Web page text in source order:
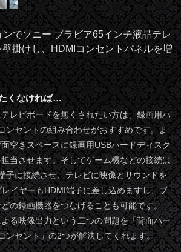
でソニー ブラビア65インチ液晶テレ
掛けし、HDMIコンセントパネルを増
くなければ…
レビボードを無くされたい方は、録画用ハ
ンセントの組み合わせがおすすめです。ま
空きスペースに録画用USBハードディスク
当させます。そしてゲーム機などの接続は
子に接続させ、テレビに映像とサウンドを
イヤーもHDMI端子に差し込めますし、ブ
の録画機器をつなげることも可能です。
る映像出力という二つの問題を「背面ハー
ンセント」の2つが解決してくれます。